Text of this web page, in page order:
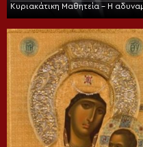
Κυριακάτικη Μαθητεία – Η